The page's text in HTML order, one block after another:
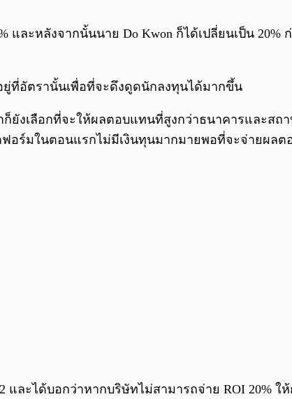
และหลังจากนั้นนาย Do Kwon ก็ได้เปลี่ยนเป็น 20%
อยู่ที่อัตรานั้นเพื่อที่จะดึงดูดนักลงทุนได้มากขึ้น
งเลือกที่จะให้ผลตอบแทนที่สูงกว่าธนาคารและสถา
อร์มในตอนแรกไม่มีเงินทุนมากมายพอที่จะจ่ายผล
และได้บอกว่าหากบริษัทไม่สามารถจ่าย ROI 20% ใ